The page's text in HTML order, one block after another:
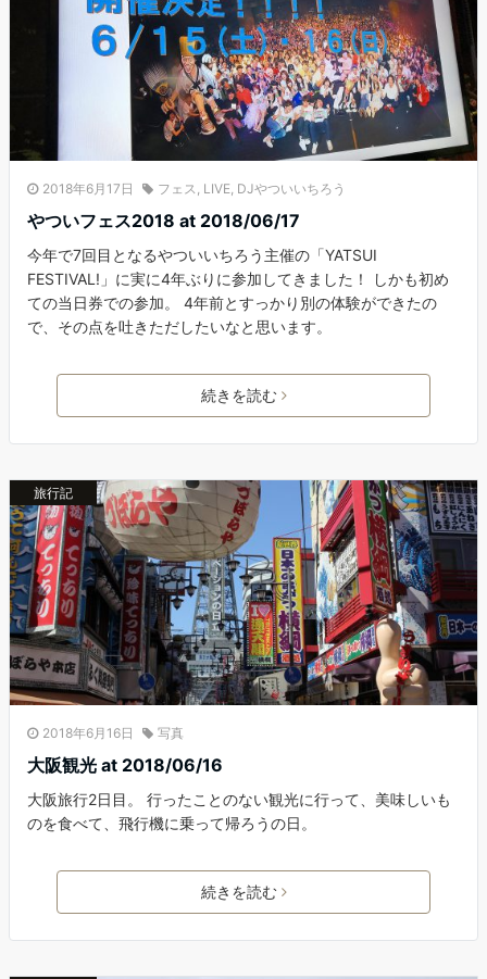
2018年6月17日 フェス LIVE DJやついいちろう
やついフェス2018 at 2018/06/17
今年で7回目となるやついいちろう主催の「YATSUI
FESTIVAL!」に実に4年ぶりに参加してきました！ しかも初め
ての当日券での参加。 4年前とすっかり別の体験ができたの
で、その点を吐きただしたいなと思います。
続きを読む
旅行記
2018年6月16日 写真
大阪観光 at 2018/06/16
大阪旅行2日目。 行ったことのない観光に行って、美味しいも
のを食べて、飛行機に乗って帰ろうの日。
続きを読む